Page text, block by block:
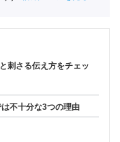
刺さる伝え方をチェッ
不十分な3つの理由